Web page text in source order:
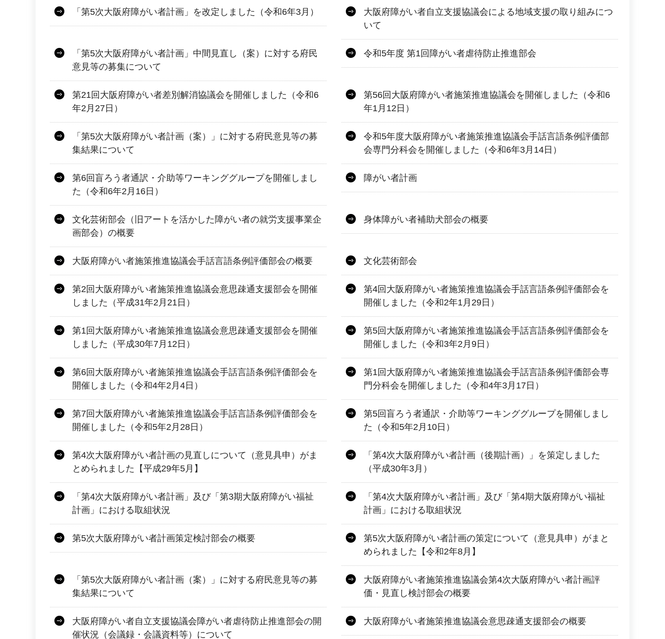
「第5次大阪府障がい者計画」を改定しました（令和6年3月）
大阪府障がい者自立支援協議会による地域支援の取り組みにつ
いて
「第5次大阪府障がい者計画」中間見直し（案）に対する府民
意見等の募集について
令和5年度 第1回障がい者虐待防止推進部会
第21回大阪府障がい者差別解消協議会を開催しました（令和6
年2月27日）
第56回大阪府障がい者施策推進協議会を開催しました（令和6
年1月12日）
「第5次大阪府障がい者計画（案）」に対する府民意見等の募
集結果について
令和5年度大阪府障がい者施策推進協議会手話言語条例評価部
会専門分科会を開催しました（令和6年3月14日）
第6回盲ろう者通訳・介助等ワーキンググループを開催しまし
た（令和6年2月16日）
障がい者計画
文化芸術部会（旧アートを活かした障がい者の就労支援事業企
画部会）の概要
身体障がい者補助犬部会の概要
大阪府障がい者施策推進協議会手話言語条例評価部会の概要 文化芸術部会
第2回大阪府障がい者施策推進協議会意思疎通支援部会を開催
しました（平成31年2月21日）
第4回大阪府障がい者施策推進協議会手話言語条例評価部会を
開催しました（令和2年1月29日）
第1回大阪府障がい者施策推進協議会意思疎通支援部会を開催
しました（平成30年7月12日）
第5回大阪府障がい者施策推進協議会手話言語条例評価部会を
開催しました（令和3年2月9日）
第6回大阪府障がい者施策推進協議会手話言語条例評価部会を
開催しました（令和4年2月4日）
第1回大阪府障がい者施策推進協議会手話言語条例評価部会専
門分科会を開催しました（令和4年3月17日）
第7回大阪府障がい者施策推進協議会手話言語条例評価部会を
開催しました（令和5年2月28日）
第5回盲ろう者通訳・介助等ワーキンググループを開催しまし
た（令和5年2月10日）
第4次大阪府障がい者計画の見直しについて（意見具申）がま
とめられました【平成29年5月】
「第4次大阪府障がい者計画（後期計画）」を策定しました
（平成30年3月）
「第4次大阪府障がい者計画」及び「第3期大阪府障がい福祉
計画」における取組状況
「第4次大阪府障がい者計画」及び「第4期大阪府障がい福祉
計画」における取組状況
第5次大阪府障がい者計画策定検討部会の概要
第5次大阪府障がい者計画の策定について（意見具申）がまと
められました【令和2年8月】
「第5次大阪府障がい者計画（案）」に対する府民意見等の募
集結果について
大阪府障がい者施策推進協議会第4次大阪府障がい者計画評
価・見直し検討部会の概要
大阪府障がい者自立支援協議会障がい者虐待防止推進部会の開
催状況（会議録・会議資料等）について
大阪府障がい者施策推進協議会意思疎通支援部会の概要